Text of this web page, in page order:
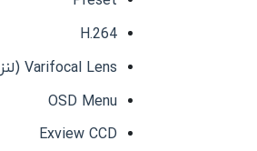
H.264
Varifocal Lens (لنز وریفوکال)
OSD Menu
Exview CCD